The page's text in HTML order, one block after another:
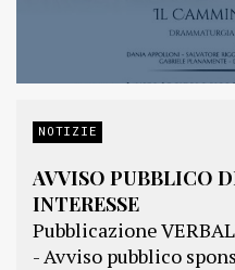
NOTIZIE
AVVISO PUBBLICO
INTERESSE
Pubblicazione
- Avviso pubblico